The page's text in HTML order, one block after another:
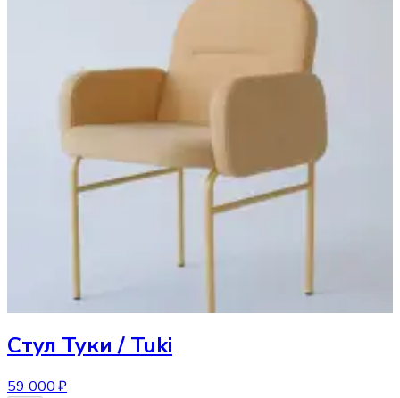
Стул Туки / Tuki
59 000 ₽